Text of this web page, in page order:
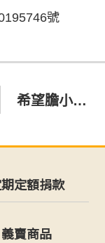
號
希望膽小的Charlie能趕快適應新生活～～
定額捐款
義賣商品